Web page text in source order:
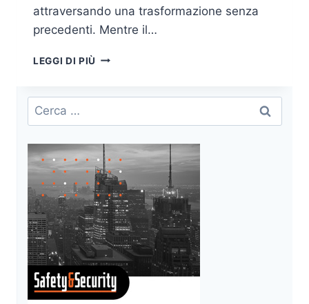
attraversando una trasformazione senza
precedenti. Mentre il…
LEGGI DI PIÙ FORUM
2025
IL
FUTURO
DELLA
SICUREZZA
DIGITALE
SI
COSTRUISCE
A
ROMA
Ricerca
per: